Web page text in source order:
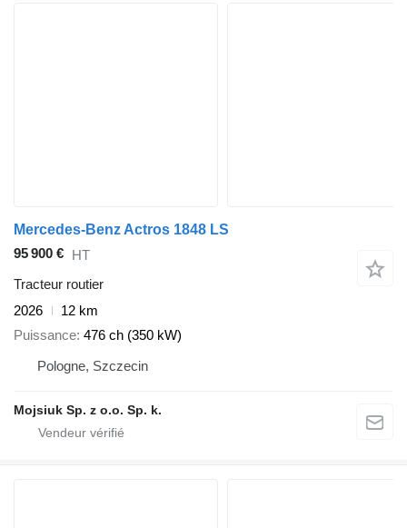
Mercedes-Benz Actros 1848 LS
95 900 € HT
Tracteur routier
2026
12 km
Puissance 476 ch (350 kW)
Pologne, Szczecin
Mojsiuk Sp. z o.o. Sp. k.